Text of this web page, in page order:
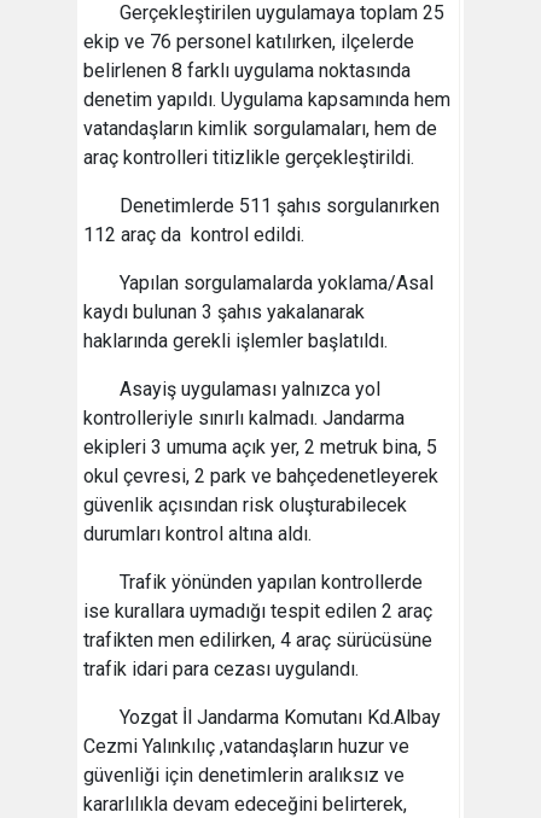
Gerçekleştirilen uygulamaya toplam 25
ekip ve 76 personel katılırken, ilçelerde
belirlenen 8 farklı uygulama noktasında
denetim yapıldı. Uygulama kapsamında hem
vatandaşların kimlik sorgulamaları, hem de
araç kontrolleri titizlikle gerçekleştirildi.
Denetimlerde 511 şahıs sorgulanırken
112 araç da kontrol edildi.
Yapılan sorgulamalarda yoklama/Asal
kaydı bulunan 3 şahıs yakalanarak
haklarında gerekli işlemler başlatıldı.
Asayiş uygulaması yalnızca yol
kontrolleriyle sınırlı kalmadı. Jandarma
ekipleri 3 umuma açık yer, 2 metruk bina, 5
okul çevresi, 2 park ve bahçedenetleyerek
güvenlik açısından risk oluşturabilecek
durumları kontrol altına aldı.
Trafik yönünden yapılan kontrollerde
ise kurallara uymadığı tespit edilen 2 araç
trafikten men edilirken, 4 araç sürücüsüne
trafik idari para cezası uygulandı.
Yozgat İl Jandarma Komutanı Kd.Albay
Cezmi Yalınkılıç ,vatandaşların huzur ve
güvenliği için denetimlerin aralıksız ve
kararlılıkla devam edeceğini belirterek,